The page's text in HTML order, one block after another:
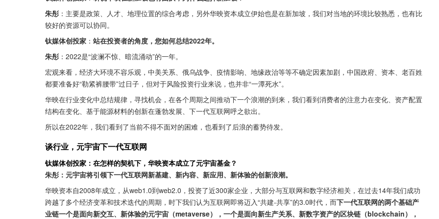
朱彤 ：主要是政策、人才、地理位置的综合考虑，另外华映资本成立伊始也是在新加坡，我们对当地的环境比较熟悉，也有比
较好的资源可以协同。
钛媒体创投家 ： 站在投资者的角度，您如何总结2022年。
朱彤 ：2022是“波澜不惊、暗流涌动”的一年。
宏观来看，经济大环境不容乐观，中美关系、俄乌战争、疫情影响、地缘政治等等不确定因素加剧，中国政府、资本、老百姓
都要准备好“勒紧裤腰带”过日子，但对于风险投资行业来说，也并非“一潭死水”。
华映在行业变化中总结规律，寻找机会，在各个周期之间推动下一个浪潮的到来，我们看到消费者的注意力在变化、资产配置
结构在变化、基于能源材料的创新在蓬勃发展、下一代互联网呼之欲出。
所以在2022年，我们看到了当前不得不面对的困难，也看到了后浪的蓄势待发。
谈行业，元宇宙下一代互联网
钛媒体创投家：在怎样的契机下，华映资本成立了元宇宙基金？
朱彤：元宇宙将引领下一代互联网新基建、新内容、新应用、新体验的创新浪潮。
华映资本自2008年成立，从web1.0到web2.0，投资了近300家企业，大部分与互联网和数字经济相关，在过去14年我们成功
跨越了多个经济变革和技术迭代的周期，时下我们认为互联网即将迈入“共建-共享”的3.0时代，而下一代互联网的两个基础产
业链一个是面向新交互、新体验的元宇宙（metaverse），一个是面向新生产关系、新数字资产的区块链（blockchain），